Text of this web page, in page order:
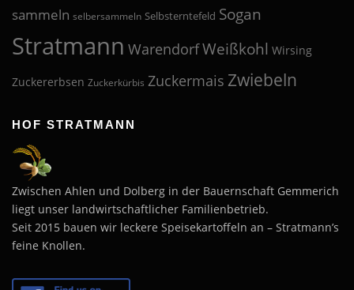
sammeln selbersammeln Selbsterntefeld Sogan
Stratmann WarendorfWeißkohl Wirsing
Zuckererbsen Zuckerkürbis Zuckermais Zwiebeln
HOF STRATMANN
Zwischen Ahlen und Dolberg in der Bauernschaft Gemmerich
liegt unser landwirtschaftlicher Familienbetrieb.
Seit 2015 bauen wir leckere Speisekartoffeln an – Stratmann’s
feine Knollen.